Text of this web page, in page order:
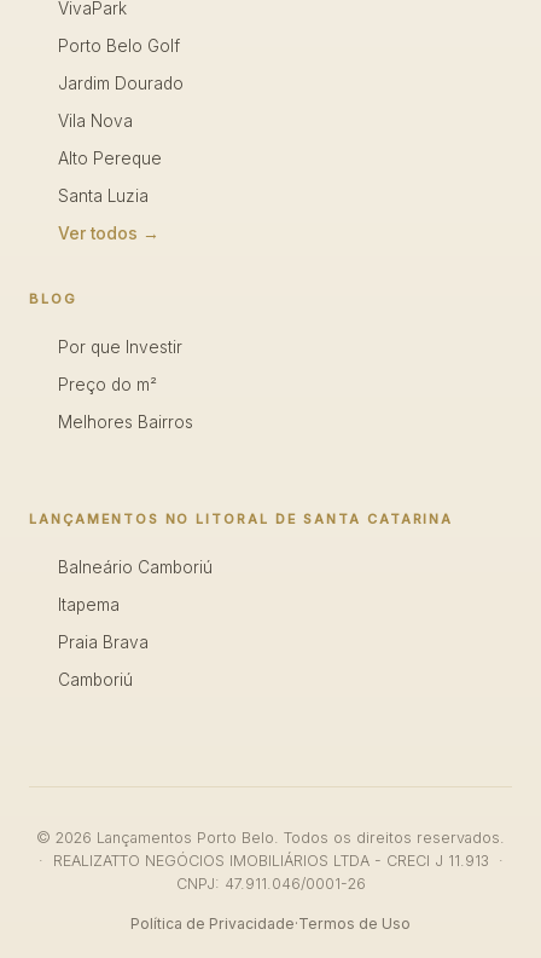
VivaPark
Porto Belo Golf
Jardim Dourado
Vila Nova
Alto Pereque
Santa Luzia
Ver todos →
BLOG
Por que Investir
Preço do m²
Melhores Bairros
LANÇAMENTOS NO LITORAL DE SANTA CATARINA
Balneário Camboriú
Itapema
Praia Brava
Camboriú
© 2026 Lançamentos Porto Belo. Todos os direitos reservados.
· REALIZATTO NEGÓCIOS IMOBILIÁRIOS LTDA - CRECI J 11.913 ·
CNPJ: 47.911.046/0001-26
Política de Privacidade·Termos de Uso